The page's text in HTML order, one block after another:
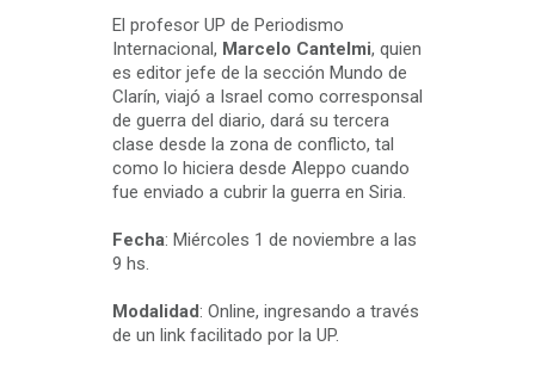
El profesor UP de Periodismo
Internacional, Marcelo Cantelmi, quien
es editor jefe de la sección Mundo de
Clarín, viajó a Israel como corresponsal
de guerra del diario, dará su tercera
clase desde la zona de conflicto, tal
como lo hiciera desde Aleppo cuando
fue enviado a cubrir la guerra en Siria.
Fecha: Miércoles 1 de noviembre a las
9 hs.
Modalidad: Online, ingresando a través
de un link facilitado por la UP.